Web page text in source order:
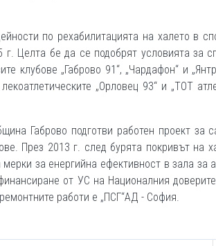
по рехабилитацията на халето в
г. Целта бе да се подобрят условията за
клубове „Габрово 91“, „Чардафон“ и
лекоатлетическите „Орловец 93“ и „ТОТ
Габрово подготви работен проект за
През 2013 г. след бурята покривът на
мерки за енергийна ефективност в зала за
от УС на Националния
работи е „ПСГ“АД - София.